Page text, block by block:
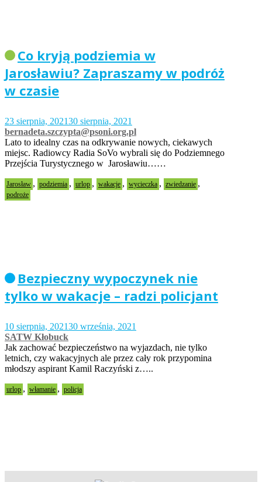
Co kryją podziemia w
Jarosławiu? Zapraszamy w podróż
w czasie
23 sierpnia, 202130 sierpnia, 2021
bernadeta.szczypta@psoni.org.pl
Lato to idealny czas na odkrywanie nowych, ciekawych
miejsc. Radiowcy Radia SoVo wybrali się do Podziemnego
Przejścia Turystycznego w Jarosławiu……
Jarosław , podziemia , urlop , wakacje , wycieczka , zwiedzanie ,
podroże
Bezpieczny wypoczynek nie
tylko w wakacje – radzi policjant
10 sierpnia, 202130 września, 2021
SATW Kłobuck
Jak zachować bezpieczeństwo na wyjazdach, nie tylko
letnich, czy wakacyjnych ale przez cały rok przypomina
młodszy aspirant Kamil Raczyński z…..
urlop , włamanie , policja